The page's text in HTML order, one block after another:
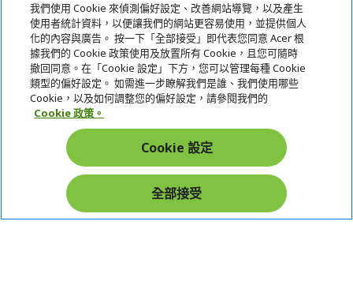
關於宏碁
服務
宏碁網路商城
在社群上追蹤 Acer
我們使用 Cookie 來偵測偏好設定、改善網站導覽，以及產生
使用者統計資料，以便讓我們的網站更容易使用，並提供個人
化的內容與廣告。 按一下「全部接受」即代表您同意 Acer 根
據我們的 Cookie 政策使用及放置所有 Cookie，且您可隨時
撤回同意。在「Cookie 設定」下方，您可以管理每種 Cookie
類型的偏好設定。 如需進一步瞭解我們是誰、我們使用哪些
Cookie，以及如何調整您的偏好設定，請參閱我們的
Cookie 政策。
Cookie 設定
全部接受